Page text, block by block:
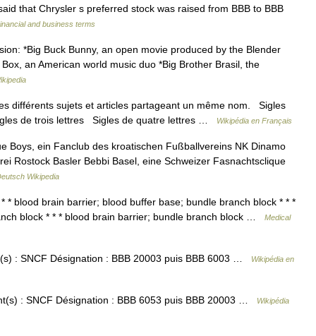
that Chrysler s preferred stock was raised from BBB to BBB
and business terms
*Big Buck Bunny, an open movie produced by the Blender
an American world music duo *Big Brother Brasil, the
différents sujets et articles partageant un même nom. Sigles
de trois lettres Sigles de quatre lettres …
Wikipédia en Français
Boys, ein Fanclub des kroatischen Fußballvereins NK Dinamo
Rostock Basler Bebbi Basel, eine Schweizer Fasnachtsclique
Wikipedia
blood brain barrier; blood buffer base; bundle branch block * * *
block * * * blood brain barrier; bundle branch block …
Medical
: SNCF Désignation : BBB 20003 puis BBB 6003 … Wikipédia en
: SNCF Désignation : BBB 6053 puis BBB 20003 … Wikipédia